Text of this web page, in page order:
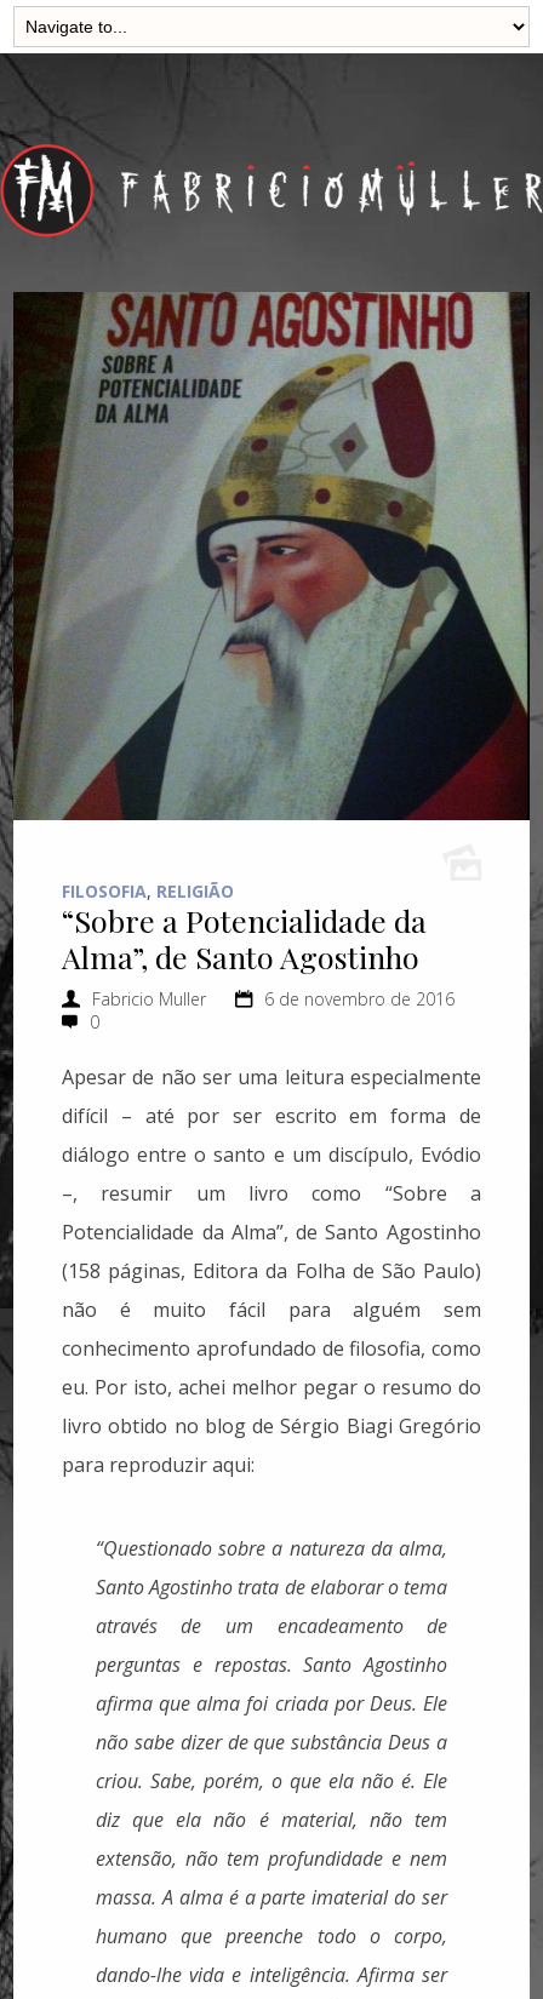
FILOSOFIA, RELIGIÃO
“Sobre a Potencialidade da
Alma”, de Santo Agostinho
Fabricio Muller
6 de novembro de 2016
0
Apesar de não ser uma leitura especialmente
difícil – até por ser escrito em forma de
diálogo entre o santo e um discípulo, Evódio
–, resumir um livro como “Sobre a
Potencialidade da Alma”, de Santo Agostinho
(158 páginas, Editora da Folha de São Paulo)
não é muito fácil para alguém sem
conhecimento aprofundado de filosofia, como
eu. Por isto, achei melhor pegar o resumo do
livro obtido no blog de Sérgio Biagi Gregório
para reproduzir aqui:
“Questionado sobre a natureza da alma,
Santo Agostinho trata de elaborar o tema
através de um encadeamento de
perguntas e repostas. Santo Agostinho
afirma que alma foi criada por Deus. Ele
não sabe dizer de que substância Deus a
criou. Sabe, porém, o que ela não é. Ele
diz que ela não é material, não tem
extensão, não tem profundidade e nem
massa. A alma é a parte imaterial do ser
humano que preenche todo o corpo,
dando-lhe vida e inteligência. Afirma ser